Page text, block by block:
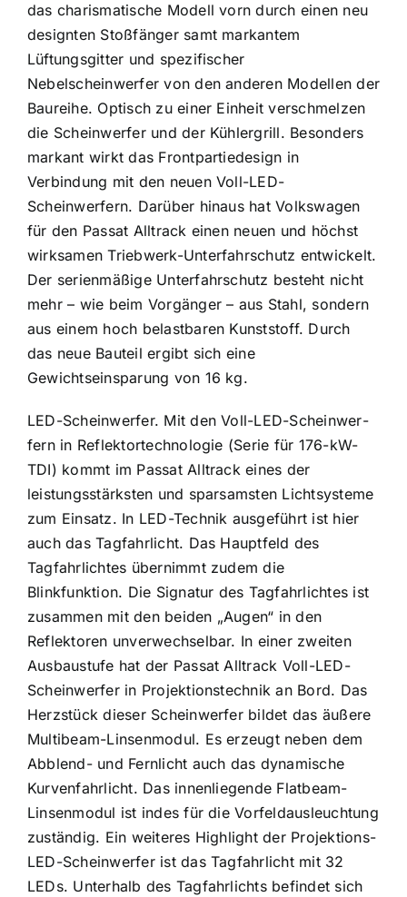
das charismatische Modell vorn durch einen neu
designten Stoßfänger samt markantem
Lüftungsgitter und spezifischer
Nebelscheinwerfer von den anderen Modellen der
Baureihe. Optisch zu einer Einheit verschmelzen
die Scheinwerfer und der Kühlergrill. Besonders
markant wirkt das Frontpartiedesign in
Verbindung mit den neuen Voll-LED-
Scheinwerfern. Darüber hinaus hat Volkswagen
für den Passat Alltrack einen neuen und höchst
wirksamen Triebwerk-Unterfahrschutz entwickelt.
Der serienmäßige Unterfahrschutz besteht nicht
mehr – wie beim Vorgänger – aus Stahl, sondern
aus einem hoch belastbaren Kunststoff. Durch
das neue Bauteil ergibt sich eine
Gewichtseinsparung von 16 kg.
LED-Scheinwerfer. Mit den Voll-LED-Scheinwer­
fern in Reflektortechnologie (Serie für 176-kW-
TDI) kommt im Passat Alltrack eines der
leistungsstärksten und sparsamsten Lichtsysteme
zum Einsatz. In LED-Technik ausgeführt ist hier
auch das Tagfahrlicht. Das Hauptfeld des
Tagfahrlichtes übernimmt zudem die
Blinkfunktion. Die Signatur des Tagfahrlichtes ist
zusammen mit den beiden „Augen“ in den
Reflektoren unverwechselbar. In einer zweiten
Ausbaustufe hat der Passat Alltrack Voll-LED-
Scheinwerfer in Projektionstechnik an Bord. Das
Herzstück dieser Scheinwerfer bildet das äußere
Multibeam-Linsenmodul. Es erzeugt neben dem
Abblend- und Fernlicht auch das dynamische
Kurvenfahrlicht. Das innenliegende Flatbeam-
Linsenmodul ist indes für die Vorfeldausleuchtung
zuständig. Ein weiteres Highlight der Projektions-
LED-Scheinwerfer ist das Tagfahrlicht mit 32
LEDs. Unterhalb des Tagfahrlichts befindet sich